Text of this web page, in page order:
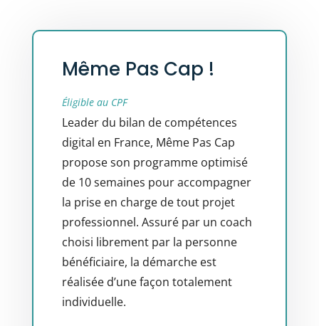
Même Pas Cap !
Éligible au CPF
Leader du bilan de compétences
digital en France, Même Pas Cap
propose son programme optimisé
de 10 semaines pour accompagner
la prise en charge de tout projet
professionnel. Assuré par un coach
choisi librement par la personne
bénéficiaire, la démarche est
réalisée d’une façon totalement
individuelle.